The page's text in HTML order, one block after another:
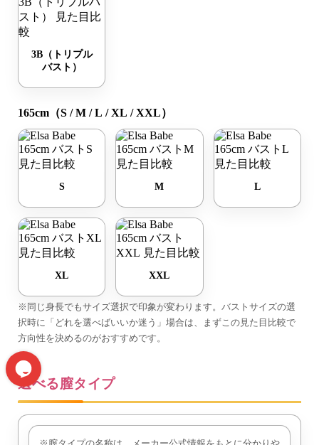
3B（トリプル
バスト）
165cm（S / M / L / XL / XXL）
S M L
XL XXL
※同じ身長でもサイズ選択で印象が変わります。バストサイズの選
択時に「どれを選べばいいか迷う」場合は、まずこの見た目比較で
方向性を決めるのがおすすめです。
選べる膣タイプ